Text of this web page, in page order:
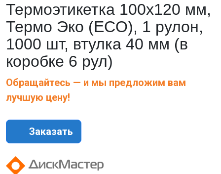
Термоэтикетка 100х120 мм,
Термо Эко (ECO), 1 рулон,
1000 шт, втулка 40 мм (в
коробке 6 рул)
Обращайтесь — и мы предложим вам
лучшую цену!
Заказать